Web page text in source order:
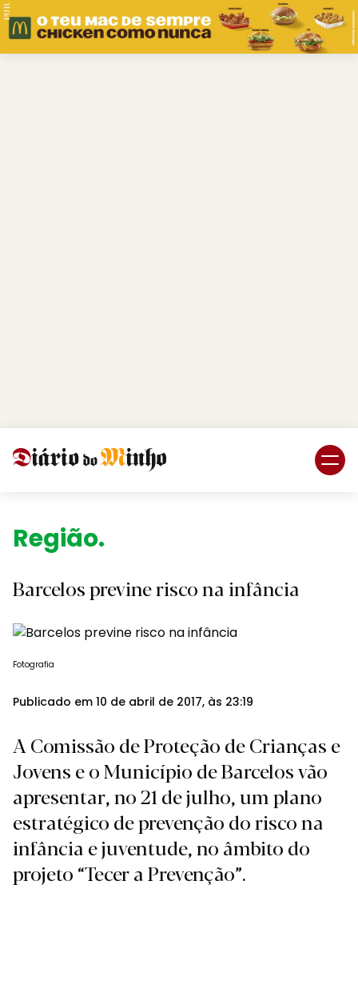
PUB.
Região.
Barcelos previne risco na infância
Fotografia
Publicado em 10 de abril de 2017, às 23:19
A Comissão de Proteção de Crianças e
Jovens e o Município de Barcelos vão
apresentar, no 21 de julho, um plano
estratégico de prevenção do risco na
infância e juventude, no âmbito do
projeto “Tecer a Prevenção”.